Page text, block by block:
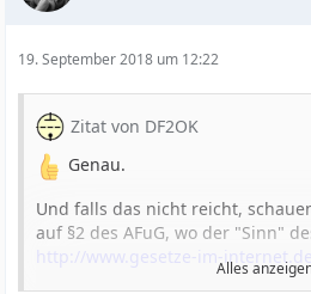
19. September 2018 um 12:22
Zitat von DF2OK
Genau.
Und falls das nicht reicht,
auf §2 des AFuG, wo der "Sinn"
http://www.gesetze-im-
Speziell auf Absatz 2, Satz 1.
Alles